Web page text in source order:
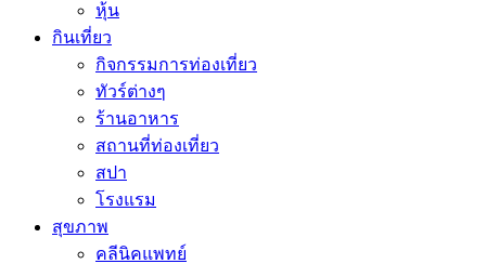
หุ้น
กินเที่ยว
กิจกรรมการท่องเที่ยว
ทัวร์ต่างๆ
ร้านอาหาร
สถานที่ท่องเที่ยว
สปา
โรงแรม
สุขภาพ
คลีนิคแพทย์